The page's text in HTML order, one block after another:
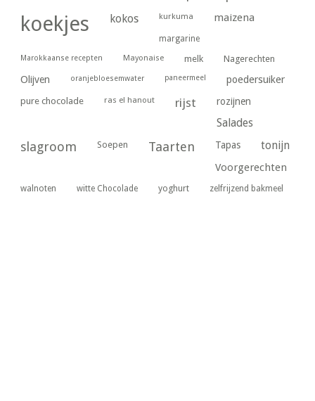
koekjes kokos kurkuma maizena
margarine
Marokkaanse recepten Mayonaise melk Nagerechten
Olijven oranjebloesemwater paneermeel poedersuiker
pure chocolade ras el hanout rijst rozijnen
Salades
slagroom Soepen Taarten Tapas tonijn
Voorgerechten
walnoten witte Chocolade yoghurt zelfrijzend bakmeel